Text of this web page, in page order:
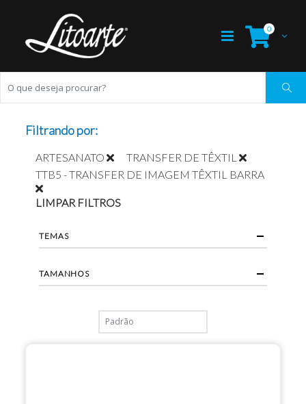
0
Filtrando por:
ARTESANATO
TRANSFER DE TÊXTIL
TTB5 - TRANSFER DE IMAGEM TÊXTIL BARRA
LIMPAR FILTROS
TEMAS
TAMANHOS